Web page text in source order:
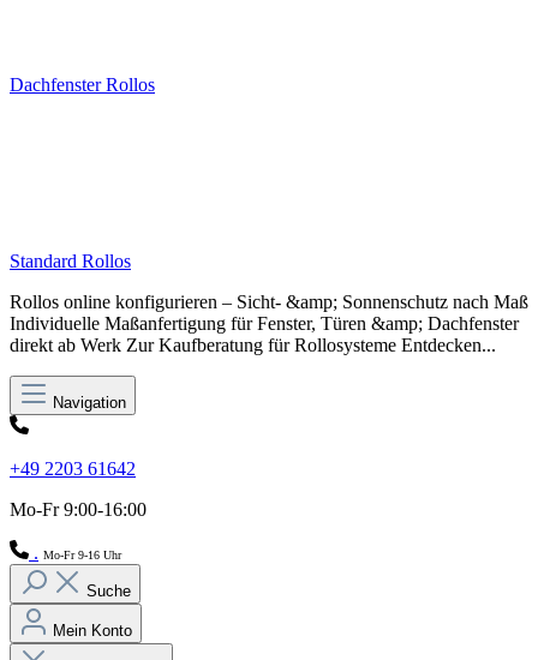
Dachfenster Rollos
Standard Rollos
Rollos online konfigurieren – Sicht- &amp; Sonnenschutz nach Maß
Individuelle Maßanfertigung für Fenster, Türen &amp; Dachfenster
direkt ab Werk Zur Kaufberatung für Rollosysteme Entdecken...
Navigation
+49 2203 61642
Mo-Fr 9:00-16:00
. Mo-Fr 9-16 Uhr
Suche
Mein Konto